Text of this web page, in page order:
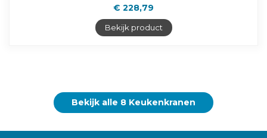
€ 228,79
Bekijk product
Bekijk alle 8 Keukenkranen